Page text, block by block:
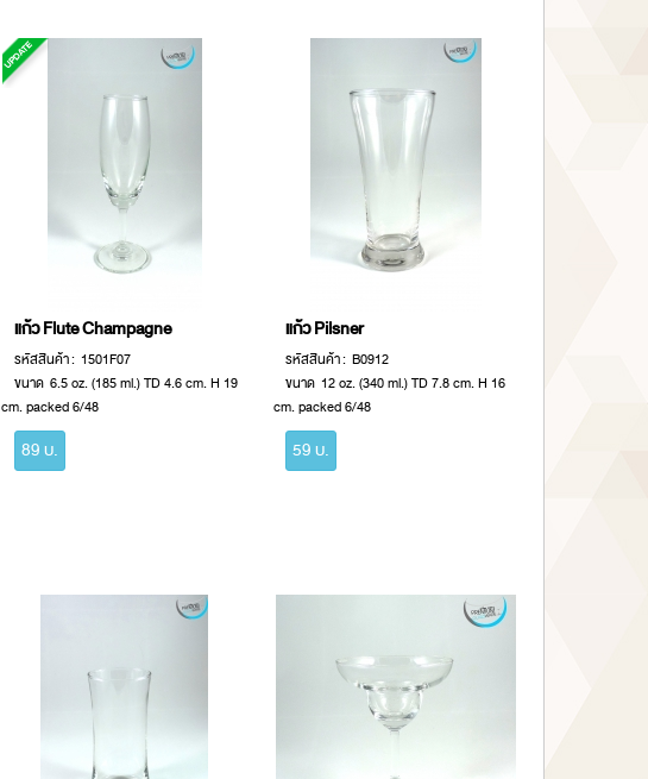
แก้ว Flute Champagne
รหัสสินค้า : 1501F07
ขนาด 6.5 oz. (185 ml.) TD 4.6 cm. H 19
cm. packed 6/48
89 บ.
แก้ว Pilsner
รหัสสินค้า : B0912
ขนาด 12 oz. (340 ml.) TD 7.8 cm. H 16
cm. packed 6/48
59 บ.